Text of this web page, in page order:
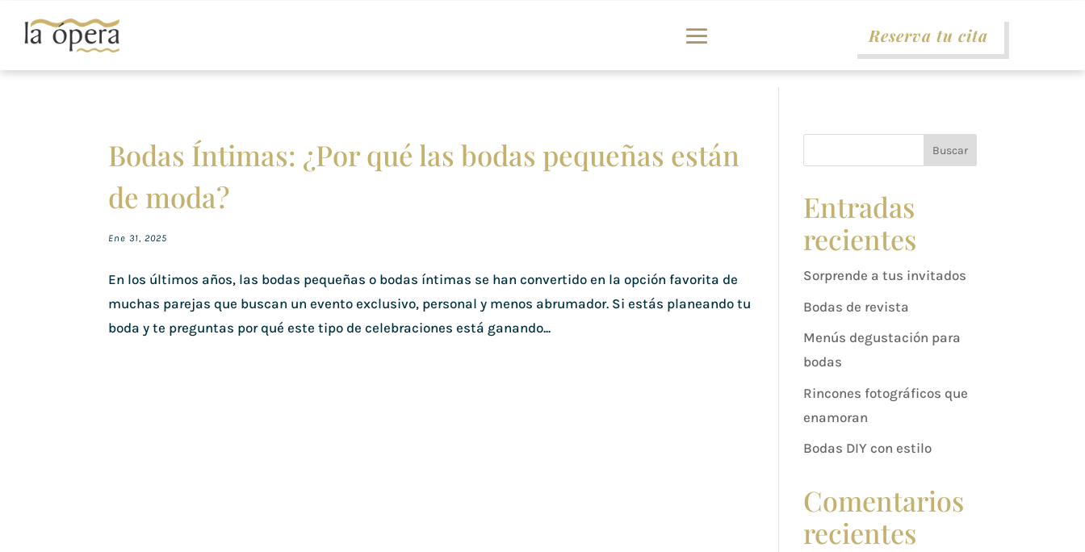
Reserva tu cita
Bodas Íntimas: ¿Por qué las bodas pequeñas están
de moda?
Ene 31, 2025
En los últimos años, las bodas pequeñas o bodas íntimas se han convertido en la opción favorita de
muchas parejas que buscan un evento exclusivo, personal y menos abrumador. Si estás planeando tu
boda y te preguntas por qué este tipo de celebraciones está ganando...
Buscar
Entradas
recientes
Sorprende a tus invitados
Bodas de revista
Menús degustación para
bodas
Rincones fotográficos que
enamoran
Bodas DIY con estilo
Comentarios
recientes